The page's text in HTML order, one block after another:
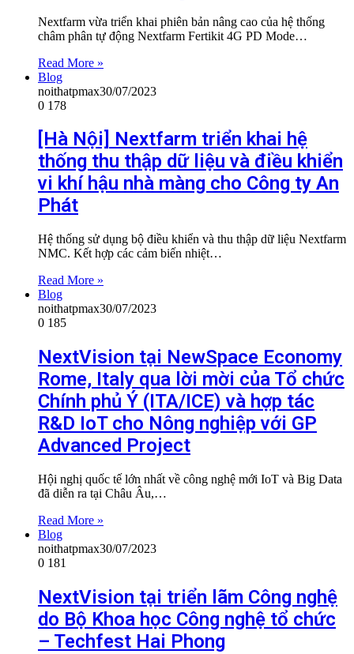
Nextfarm vừa triển khai phiên bản nâng cao của hệ thống
châm phân tự động Nextfarm Fertikit 4G PD Mode…
Read More »
Blog
noithatpmax30/07/2023
0 178
[Hà Nội] Nextfarm triển khai hệ
thống thu thập dữ liệu và điều khiển
vi khí hậu nhà màng cho Công ty An
Phát
Hệ thống sử dụng bộ điều khiển và thu thập dữ liệu Nextfarm
NMC. Kết hợp các cảm biến nhiệt…
Read More »
Blog
noithatpmax30/07/2023
0 185
NextVision tại NewSpace Economy
Rome, Italy qua lời mời của Tổ chức
Chính phủ Ý (ITA/ICE) và hợp tác
R&D IoT cho Nông nghiệp với GP
Advanced Project
Hội nghị quốc tế lớn nhất về công nghệ mới IoT và Big Data
đã diễn ra tại Châu Âu,…
Read More »
Blog
noithatpmax30/07/2023
0 181
NextVision tại triển lãm Công nghệ
do Bộ Khoa học Công nghệ tổ chức
– Techfest Hai Phong